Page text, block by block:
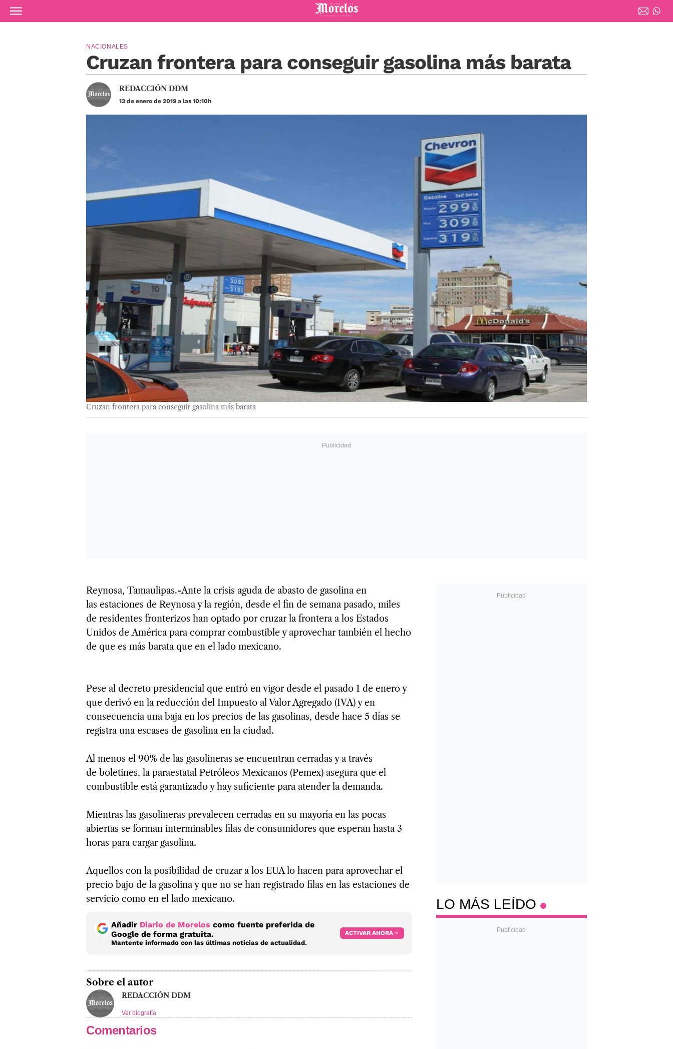
Ir al contenido principal
Diario de Morelos
Cruzan frontera para conseguir gasolina más barata
NACIONALES
REDACCIÓN DDM
13 de enero de 2019 a las 10:10h
Cruzan frontera para conseguir gasolina más barata
Reynosa, Tamaulipas.-Ante la crisis aguda de abasto de gasolina en
las estaciones de Reynosa y la región, desde el fin de semana pasado, miles
de residentes fronterizos han optado por cruzar la frontera a los Estados
Unidos de América para comprar combustible y aprovechar también el hecho
de que es más barata que en el lado mexicano.
Pese al decreto presidencial que entró en vigor desde el pasado 1 de enero y
que derivó en la reducción del Impuesto al Valor Agregado (IVA) y en
consecuencia una baja en los precios de las gasolinas, desde hace 5 días se
registra una escases de gasolina en la ciudad.
Al menos el 90% de las gasolineras se encuentran cerradas y a través
de boletines, la paraestatal Petróleos Mexicanos (Pemex) asegura que el
combustible está garantizado y hay suficiente para atender la demanda.
Mientras las gasolineras prevalecen cerradas en su mayoría en las pocas
abiertas se forman interminables filas de consumidores que esperan hasta 3
horas para cargar gasolina.
Aquellos con la posibilidad de cruzar a los EUA lo hacen para aprovechar el
precio bajo de la gasolina y que no se han registrado filas en las estaciones de
servicio como en el lado mexicano.
Añadir Diario de Morelos como fuente preferida de
Google de forma gratuita.
Mantente informado con las últimas noticias de actualidad.
ACTIVAR AHORA
Sobre el autor
REDACCIÓN DDM
Ver biografía
Comentarios
LO MÁS LEÍDO